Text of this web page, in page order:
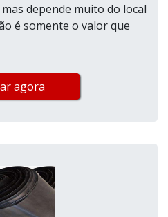
depende muito do local
é somente o valor que
agora